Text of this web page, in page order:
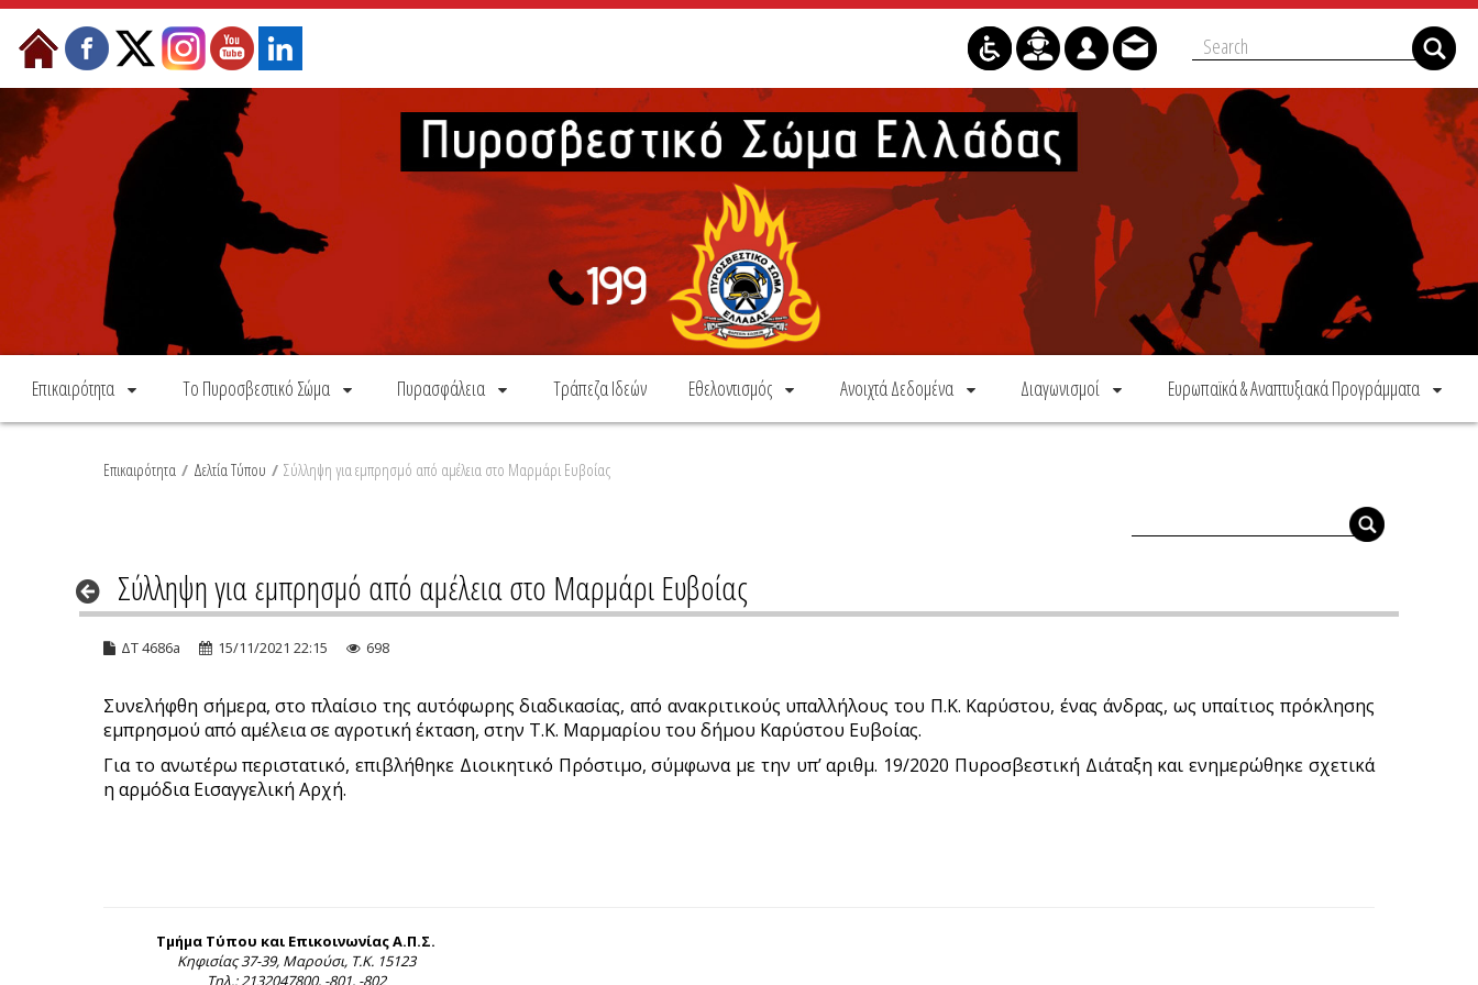
Skip to Content
Επικαιρότητα Το Πυροσβεστικό Σώμα Πυρασφάλεια Τράπεζα Ιδεών Εθελοντισμός Ανοιχτά Δεδομένα Διαγωνισμοί Ευρωπαϊκά & Αναπτυξιακά Προγράμματα
Επικαιρότητα / Δελτία Τύπου / Σύλληψη για εμπρησμό από αμέλεια στο Μαρμάρι Ευβοίας
Σύλληψη για εμπρησμό από αμέλεια στο Μαρμάρι Ευβοίας
ΔΤ 4686a 15/11/2021 22:15 698
Συνελήφθη σήμερα, στο πλαίσιο της αυτόφωρης διαδικασίας, από ανακριτικούς υπαλλήλους του Π.Κ. Καρύστου, ένας άνδρας, ως υπαίτιος πρόκλησης
εμπρησμού από αμέλεια σε αγροτική έκταση, στην Τ.Κ. Μαρμαρίου του δήμου Καρύστου Ευβοίας.
Για το ανωτέρω περιστατικό, επιβλήθηκε Διοικητικό Πρόστιμο, σύμφωνα με την υπ’ αριθμ. 19/2020 Πυροσβεστική Διάταξη και ενημερώθηκε σχετικά
η αρμόδια Εισαγγελική Αρχή.
Τμήμα Τύπου και Επικοινωνίας Α.Π.Σ.
Κηφισίας 37-39, Μαρούσι, Τ.Κ. 15123
Τηλ.: 2132047800, -801, -802